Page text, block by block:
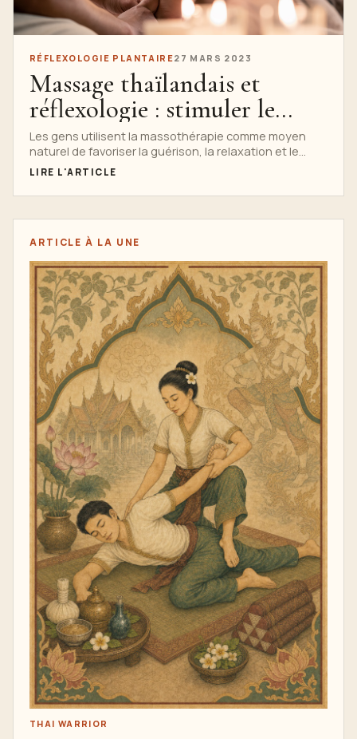
RÉFLEXOLOGIE PLANTAIRE27 MARS 2023
Massage thaïlandais et
réflexologie : stimuler le
processus naturel de
guérison du corps
Les gens utilisent la massothérapie comme moyen
naturel de favoriser la guérison, la relaxation et le
bien-être général depuis...
LIRE L'ARTICLE
ARTICLE À LA UNE
THAI WARRIOR